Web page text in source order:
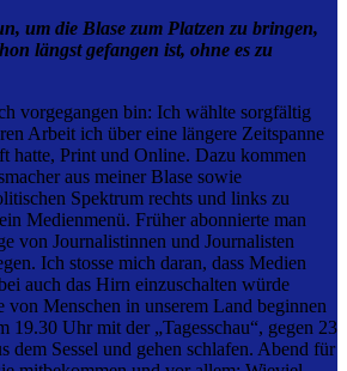
um die Blase zum Platzen zu bringen,
längst gefangen ist, ohne es zu
vorgegangen bin: Ich wählte sorgfältig
Arbeit ich über eine längere Zeitspanne
hatte, Print und Online. Dazu kommen
aus meiner Blase sowie
Spektrum rechts und links zu
Medienmenü. Früher abonnierte man
von Journalistinnen und Journalisten
Ich stosse mich daran, dass Medien
auch das Hirn einzuschalten würde
von Menschen in unserem Land beginnen
19.30 Uhr mit der „Tagesschau“, gegen 23
dem Sessel und gehen schlafen. Abend für